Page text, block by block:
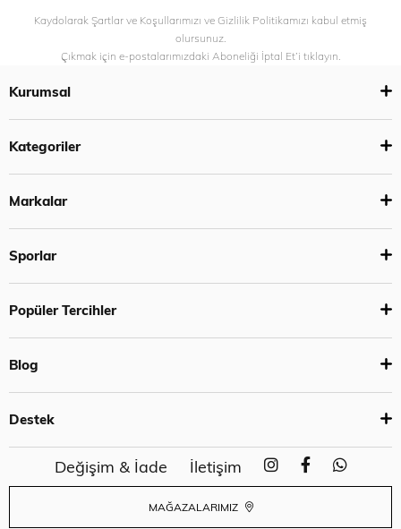
Kaydolarak Şartlar ve Koşullarımızı ve Gizlilik Politikamızı kabul etmiş
olursunuz.
Çıkmak için e-postalarımızdaki Aboneliği İptal Et’i tıklayın.
Kurumsal
Kategoriler
Markalar
Sporlar
Popüler Tercihler
Blog
Destek
Değişim & İade İletişim
MAĞAZALARIMIZ